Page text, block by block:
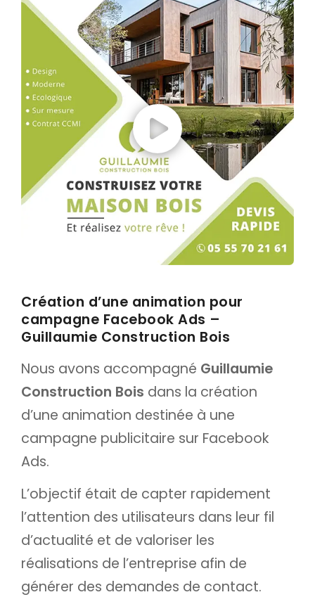
Emailing & newsletter
Envoi SMS
Google/Facebook Ads
Réseaux sociaux
GRAPHISMES
Créations graphiques
Flocage véhicule
Création d’une animation pour
campagne Facebook Ads –
Guillaumie Construction Bois
Nous avons accompagné Guillaumie
Construction Bois dans la création
d’une animation destinée à une
campagne publicitaire sur Facebook
Ads.
L’objectif était de capter rapidement
l’attention des utilisateurs dans leur fil
d’actualité et de valoriser les
réalisations de l’entreprise afin de
générer des demandes de contact.